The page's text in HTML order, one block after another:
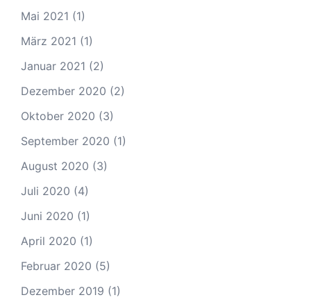
Mai 2021 (1)
März 2021 (1)
Januar 2021 (2)
Dezember 2020 (2)
Oktober 2020 (3)
September 2020 (1)
August 2020 (3)
Juli 2020 (4)
Juni 2020 (1)
April 2020 (1)
Februar 2020 (5)
Dezember 2019 (1)